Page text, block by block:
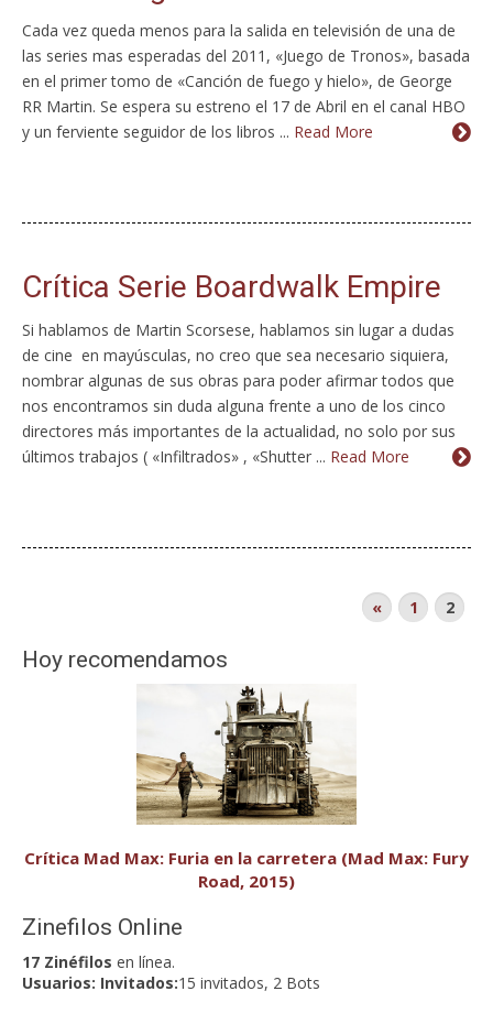
Cada vez queda menos para la salida en televisión de una de
las series mas esperadas del 2011, «Juego de Tronos», basada
en el primer tomo de «Canción de fuego y hielo», de George
RR Martin. Se espera su estreno el 17 de Abril en el canal HBO
y un ferviente seguidor de los libros ... Read More
Crítica Serie Boardwalk Empire
Si hablamos de Martin Scorsese, hablamos sin lugar a dudas
de cine en mayúsculas, no creo que sea necesario siquiera,
nombrar algunas de sus obras para poder afirmar todos que
nos encontramos sin duda alguna frente a uno de los cinco
directores más importantes de la actualidad, no solo por sus
últimos trabajos ( «Infiltrados» , «Shutter ... Read More
« 1 2
Hoy recomendamos
Crítica Mad Max: Furia en la carretera (Mad Max: Fury
Road, 2015)
Zinefilos Online
17 Zinéfilos en línea.
Usuarios: Invitados:15 invitados, 2 Bots